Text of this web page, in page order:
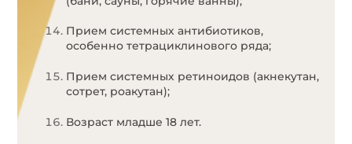
Прием системных антибиотиков,
особенно тетрациклинового ряда;
Прием системных ретиноидов (акнекутан,
сотрет, роакутан);
Возраст младше 18 лет.